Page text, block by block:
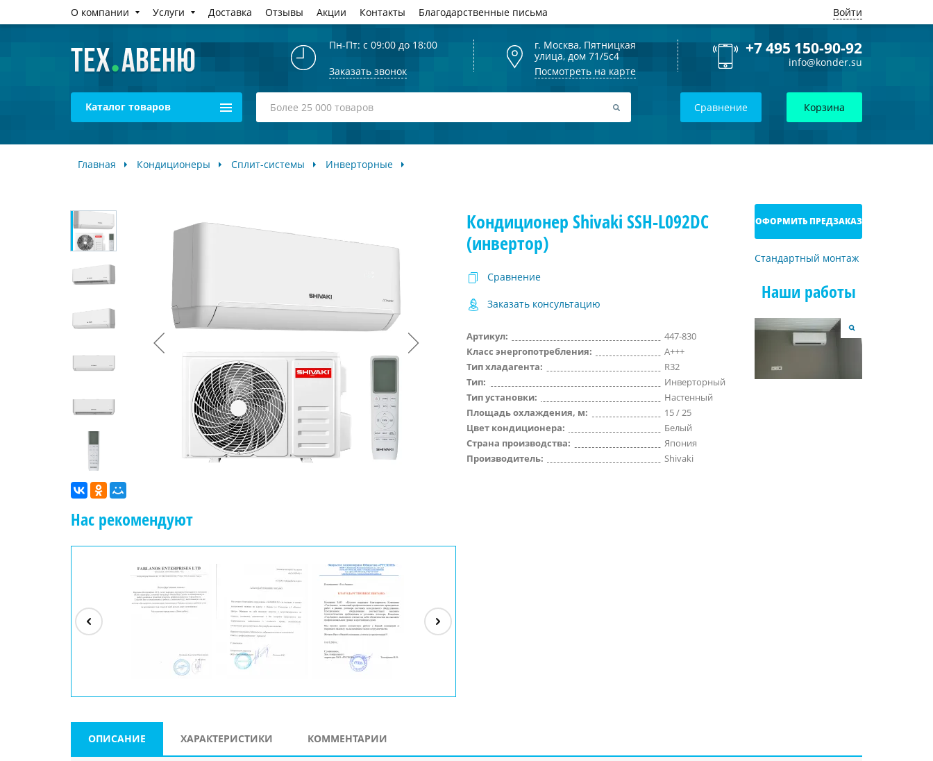
О компании Услуги Доставка Отзывы Акции Контакты Благодарственные письма Войти
Пн-Пт: с 09:00 до 18:00
Заказать звонок
г. Москва, Пятницкая
улица, дом 71/5с4
Посмотреть на карте
+7 495 150-90-92
info@konder.su
Каталог товаров Сравнение Корзина
Главная Кондиционеры Сплит-системы Инверторные
Нас рекомендуют
">
Код PHP ">
"МидасМеталлАрт" PHP ">
Код PHP ">
Кондиционер Shivaki SSH-L092DC
(инвертор)
Сравнение
Заказать консультацию
Артикул:
447-830
Класс энергопотребления:
A+++
Тип хладагента:
R32
Тип:
Инверторный
Тип установки:
Настенный
Площадь охлаждения, м:
15 / 25
Цвет кондиционера:
Белый
Страна производства:
Япония
Производитель:
Shivaki
ОФОРМИТЬ ПРЕДЗАКАЗ
Стандартный монтаж
Наши работы
ОПИСАНИЕ ХАРАКТЕРИСТИКИ КОММЕНТАРИИ